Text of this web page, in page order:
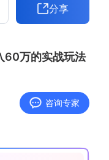
分享
60万的实战玩法
咨询专家